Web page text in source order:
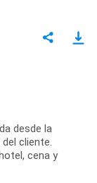
desde la
cliente.
cena y